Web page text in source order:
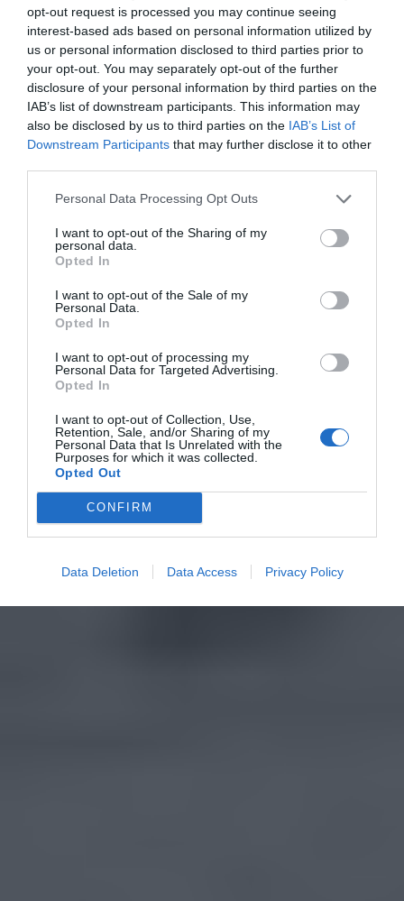
opt-out request is processed you may continue seeing
interest-based ads based on personal information utilized by
us or personal information disclosed to third parties prior to
your opt-out. You may separately opt-out of the further
disclosure of your personal information by third parties on the
IAB’s list of downstream participants. This information may
also be disclosed by us to third parties on the IAB’s List of
Downstream Participants that may further disclose it to other
Personal Data Processing Opt Outs
I want to opt-out of the Sharing of my
personal data.
Opted In
I want to opt-out of the Sale of my
Personal Data.
Opted In
I want to opt-out of processing my
Personal Data for Targeted Advertising.
Opted In
I want to opt-out of Collection, Use,
Retention, Sale, and/or Sharing of my
Personal Data that Is Unrelated with the
Purposes for which it was collected.
Opted Out
CONFIRM
Data Deletion Data Access Privacy Policy